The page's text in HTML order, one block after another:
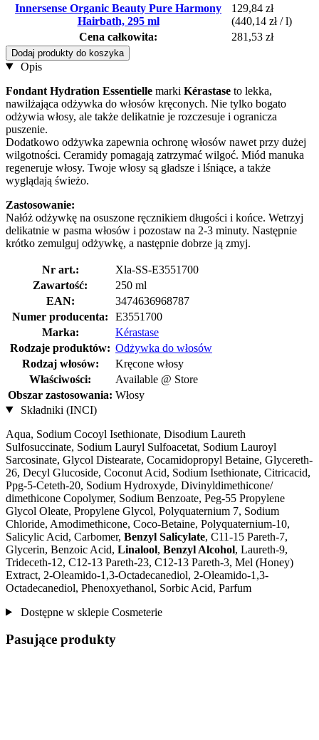
Innersense Organic Beauty Pure Harmony
Hairbath, 295 ml
129,84 zł
(440,14 zł / l)
Cena całkowita:
281,53 zł
Dodaj produkty do koszyka
Opis
Fondant Hydration Essentielle marki Kérastase to lekka,
nawilżająca odżywka do włosów kręconych. Nie tylko bogato
odżywia włosy, ale także delikatnie je rozczesuje i ogranicza
puszenie.
Dodatkowo odżywka zapewnia ochronę włosów nawet przy dużej
wilgotności. Ceramidy pomagają zatrzymać wilgoć. Miód manuka
regeneruje włosy. Twoje włosy są gładsze i lśniące, a także
wyglądają świeżo.
Zastosowanie:
Nałóż odżywkę na osuszone ręcznikiem długości i końce. Wetrzyj
delikatnie w pasma włosów i pozostaw na 2-3 minuty. Następnie
krótko zemulguj odżywkę, a następnie dobrze ją zmyj.
Nr art.:
Xla-SS-E3551700
Zawartość:
250 ml
EAN:
3474636968787
Numer producenta:
E3551700
Marka:
Kérastase
Rodzaje produktów: Odżywka do włosów
Rodzaj włosów:
Kręcone włosy
Właściwości:
Available @ Store
Obszar zastosowania: Włosy
Składniki (INCI)
Aqua, Sodium Cocoyl Isethionate, Disodium Laureth
Sulfosuccinate, Sodium Lauryl Sulfoacetat, Sodium Lauroyl
Sarcosinate, Glycol Distearate, Cocamidopropyl Betaine, Glycereth-
26, Decyl Glucoside, Coconut Acid, Sodium Isethionate, Citricacid,
Ppg-5-Ceteth-20, Sodium Hydroxyde, Divinyldimethicone/​
dimethicone Copolymer, Sodium Benzoate, Peg-55 Propylene
Glycol Oleate, Propylene Glycol, Polyquaternium 7, Sodium
Chloride, Amodimethicone, Coco-Betaine, Polyquaternium-10,
Salicylic Acid, Carbomer, Benzyl Salicylate, C11-15 Pareth-7,
Glycerin, Benzoic Acid, Linalool, Benzyl Alcohol, Laureth-9,
Trideceth-12, C12-13 Pareth-23, C12-13 Pareth-3, Mel (Honey)
Extract, 2-Oleamido-1,3-Octadecanediol, 2-Oleamido-1,3-
Octadecanediol, Phenoxyethanol, Sorbic Acid, Parfum
Dostępne w sklepie Cosmeterie
Pasujące produkty